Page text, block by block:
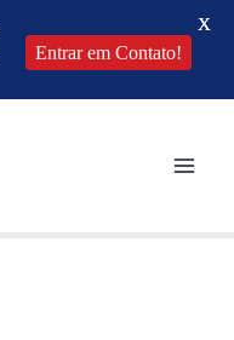
Entrar em Contato!
X